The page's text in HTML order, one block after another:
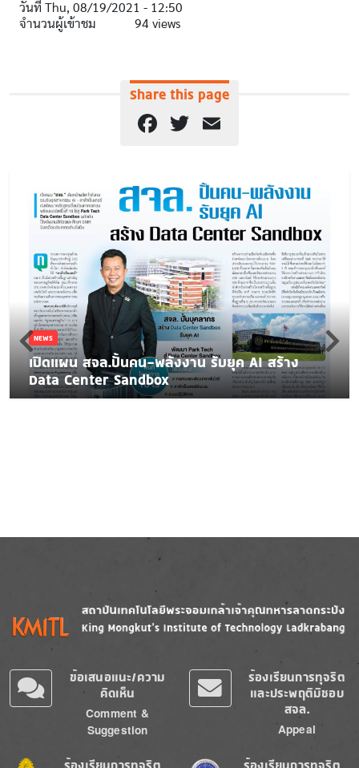
วันที่ Thu, 08/19/2021 - 12:50
จำนวนผู้เข้าชม
94 views
Share this page
Facebook
Twitter
NEWS
เปิดแผน สจล.ปั้นคน-พลังงาน รับยุค AI สร้าง
Data Center Sandbox
Image
ข้อเสนอแนะ/ความ
คิดเห็น
Comment &
Suggestion
ร้องเรียนการทุจริต
และประพฤติมิชอบ
สจล.
Appeal
Image Image